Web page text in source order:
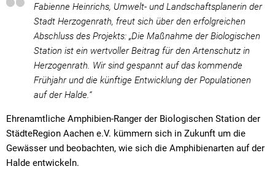
Fabienne Heinrichs, Umwelt- und Landschaftsplanerin der
Stadt Herzogenrath, freut sich über den erfolgreichen
Abschluss des Projekts: „Die Maßnahme der Biologischen
Station ist ein wertvoller Beitrag für den Artenschutz in
Herzogenrath. Wir sind gespannt auf das kommende
Frühjahr und die künftige Entwicklung der Populationen
auf der Halde.“
Ehrenamtliche Amphibien-Ranger der Biologischen Station der
StädteRegion Aachen e.V. kümmern sich in Zukunft um die
Gewässer und beobachten, wie sich die Amphibienarten auf der
Halde entwickeln.